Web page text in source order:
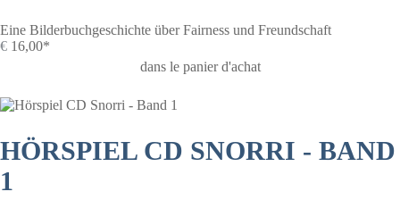
Eine Bilderbuchgeschichte über Fairness und Freundschaft
€ 16,00*
dans le panier d'achat
HÖRSPIEL CD SNORRI - BAND
1